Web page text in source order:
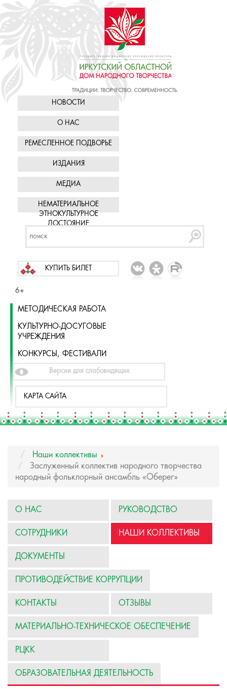
НОВОСТИ
О НАС
РЕМЕСЛЕННОЕ ПОДВОРЬЕ
ИЗДАНИЯ
МЕДИА
НЕМАТЕРИАЛЬНОЕ
ЭТНОКУЛЬТУРНОЕ
ДОСТОЯНИЕ
КУПИТЬ БИЛЕТ
6+
МЕТОДИЧЕСКАЯ РАБОТА
КУЛЬТУРНО-ДОСУГОВЫЕ
УЧРЕЖДЕНИЯ
КОНКУРСЫ, ФЕСТИВАЛИ
Версия для слабовидящих
КАРТА САЙТА
Наши коллективы
Заслуженный коллектив народного творчества
народный фольклорный ансамбль «Оберег»
О НАС РУКОВОДСТВО
СОТРУДНИКИ НАШИ КОЛЛЕКТИВЫ
ДОКУМЕНТЫ
ПРОТИВОДЕЙСТВИЕ КОРРУПЦИИ
КОНТАКТЫ ОТЗЫВЫ
МАТЕРИАЛЬНО-ТЕХНИЧЕСКОЕ ОБЕСПЕЧЕНИЕ
РЦКК
ОБРАЗОВАТЕЛЬНАЯ ДЕЯТЕЛЬНОСТЬ